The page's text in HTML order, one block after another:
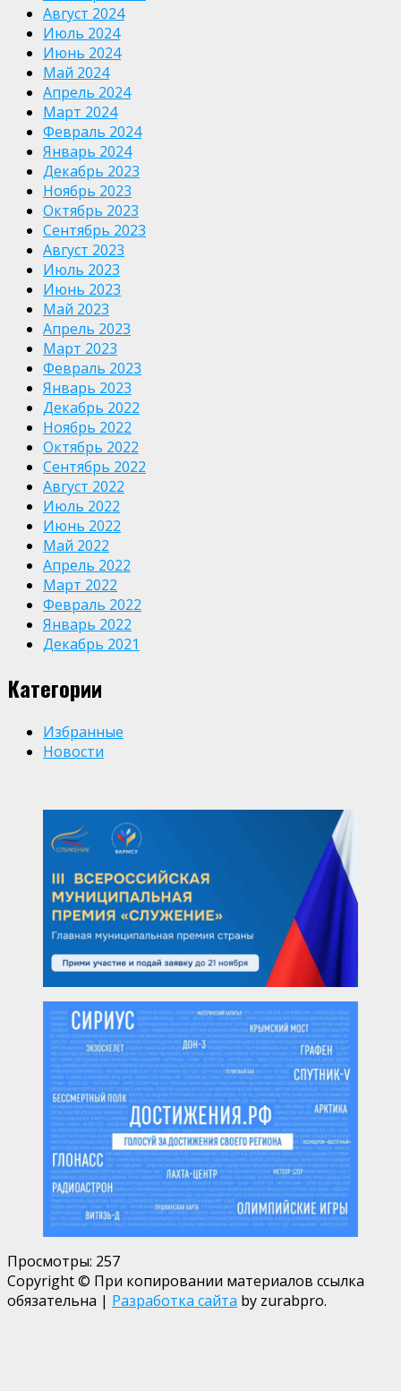
Август 2024
Июль 2024
Июнь 2024
Май 2024
Апрель 2024
Март 2024
Февраль 2024
Январь 2024
Декабрь 2023
Ноябрь 2023
Октябрь 2023
Сентябрь 2023
Август 2023
Июль 2023
Июнь 2023
Май 2023
Апрель 2023
Март 2023
Февраль 2023
Январь 2023
Декабрь 2022
Ноябрь 2022
Октябрь 2022
Сентябрь 2022
Август 2022
Июль 2022
Июнь 2022
Май 2022
Апрель 2022
Март 2022
Февраль 2022
Январь 2022
Декабрь 2021
Категории
Избранные
Новости
Просмотры: 257
Copyright © При копировании материалов ссылка
обязательна | Разработка сайта by zurabpro.